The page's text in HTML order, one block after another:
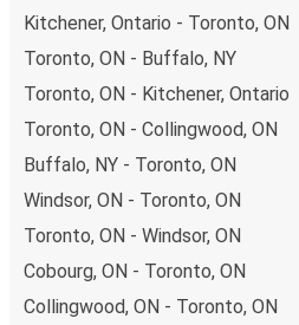
Kitchener, Ontario - Toronto, ON
Toronto, ON - Buffalo, NY
Toronto, ON - Kitchener, Ontario
Toronto, ON - Collingwood, ON
Buffalo, NY - Toronto, ON
Windsor, ON - Toronto, ON
Toronto, ON - Windsor, ON
Cobourg, ON - Toronto, ON
Collingwood, ON - Toronto, ON